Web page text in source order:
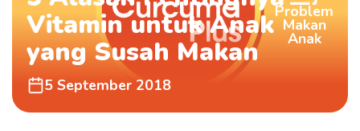
Problem
Makan
Anak
Vitamin untuk Anak
yang Susah Makan
5 September 2018